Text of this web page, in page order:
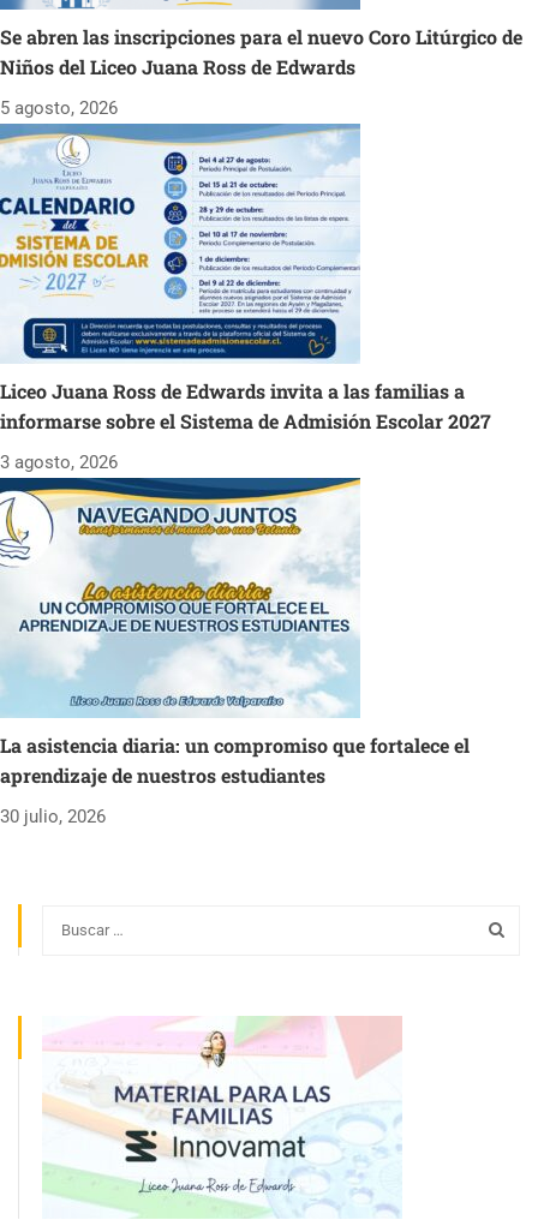
Se abren las inscripciones para el nuevo Coro Litúrgico de
Niños del Liceo Juana Ross de Edwards
5 agosto, 2026
Liceo Juana Ross de Edwards invita a las familias a
informarse sobre el Sistema de Admisión Escolar 2027
3 agosto, 2026
La asistencia diaria: un compromiso que fortalece el
aprendizaje de nuestros estudiantes
30 julio, 2026